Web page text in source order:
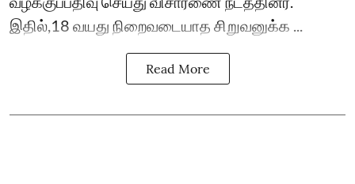
இதில்,18 வயது நிறைவடையாத சிறுவனுக்க ...
Read More